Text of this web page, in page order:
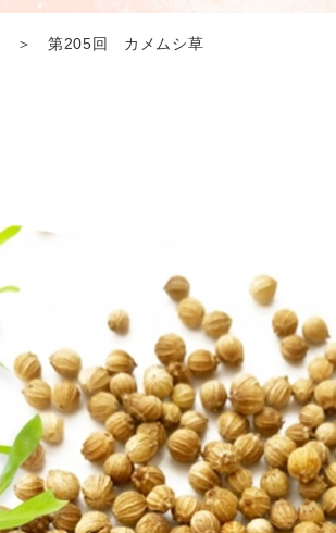
＞ 第205回 カメムシ草